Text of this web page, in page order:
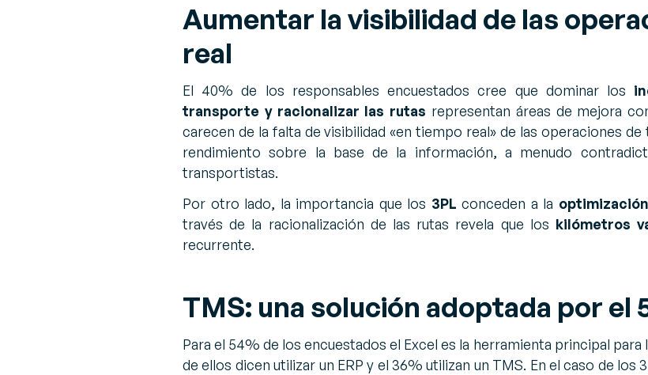
Aumentar la visibilidad de las
real
El 40% de los responsables encuestados cree que dominar los
transporte y racionalizar las rutas representan áreas de mejora
carecen de la falta de visibilidad «en tiempo real» de las operaciones
rendimiento sobre la base de la información, a menudo
transportistas.
Por otro lado, la importancia que los 3PL conceden a la
través de la racionalización de las rutas revela que los kilómetros
recurrente.
TMS: una solución adoptada por el
Para el 54% de los encuestados el Excel es la herramienta principal para
de ellos dicen utilizar un ERP y el 36% utilizan un TMS. En el caso de